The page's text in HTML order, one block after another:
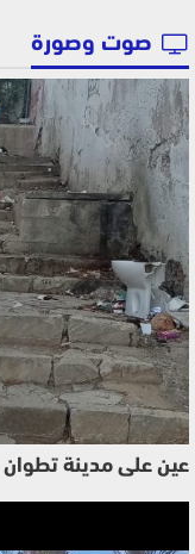
صوت وصورة
عين على مدينة تطوان